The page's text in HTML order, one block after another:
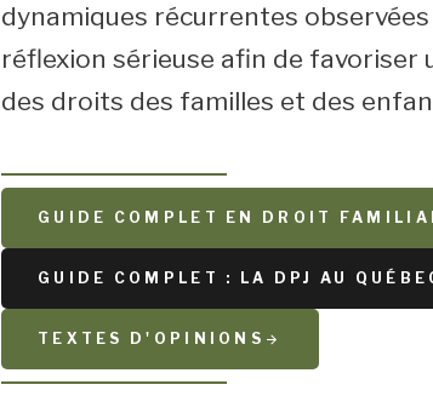
dynamiques récurrentes
réflexion sérieuse afin de
des droits des familles et des
GUIDE COMPLET EN DROIT
GUIDE COMPLET : LA DPJ AU
TEXTES D'OPINIONS